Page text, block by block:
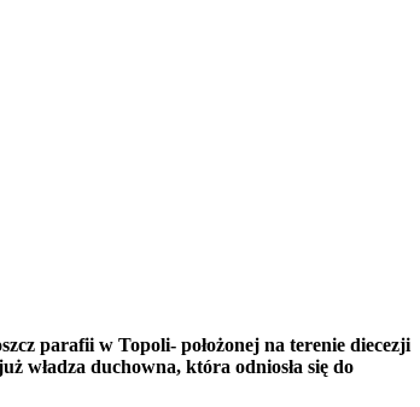
parafii w Topoli- położonej na terenie diecezji
władza duchowna, która odniosła się do